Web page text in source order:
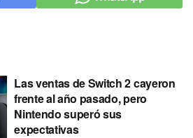
Las ventas de Switch 2 cayeron
frente al año pasado, pero
Nintendo superó sus
expectativas